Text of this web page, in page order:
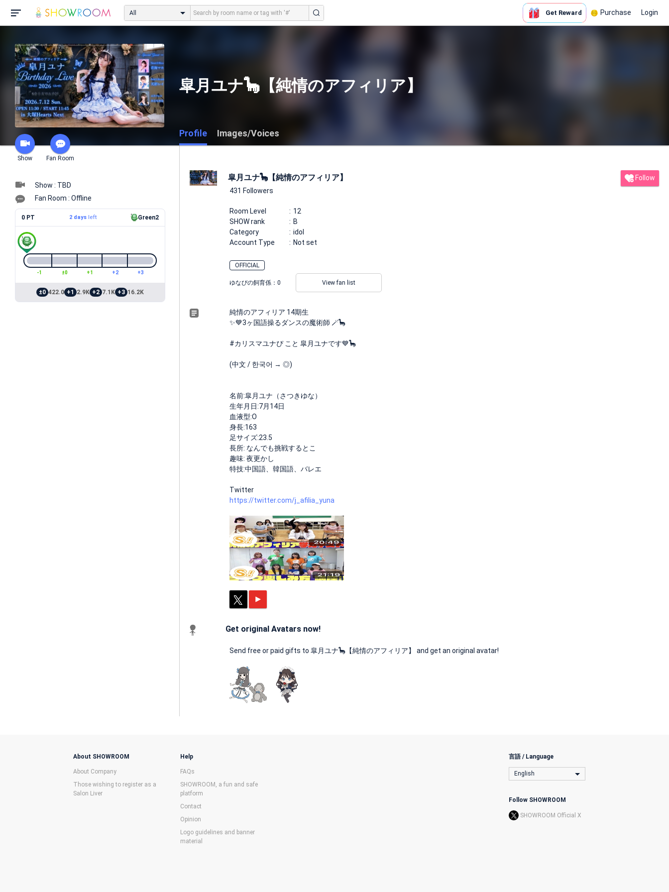
All Get Reward Purchase Login
Show Fan Room
皐月ユナ🦕【純情のアフィリア】
Profile Images/Voices
Show : TBD
Fan Room : Offline
0 PT 2 daysleft Green2
-1 ±0 +1 +2 +3
±0 422.0 +1 2.9K +2 7.1K +3 16.2K
皐月ユナ🦕【純情のアフィリア】
431 Followers
Follow
Room Level
12
SHOW rank
B
Category
idol
Account Type
Not set
OFFICIAL
ゆなぴの飼育係： 0 View fan list
純情のアフィリア 14期生
✨💙3ヶ国語操るダンスの魔術師 🪄🦕
#カリスマユナぴ こと 皐月ユナです💙🦕
(中文 / 한국어 → ◎)
名前:皐月ユナ（さつきゆな）
生年月日:7月14日
血液型:O
身長:163
足サイズ:23.5
長所: なんでも挑戦するとこ
趣味: 夜更かし
特技:中国語、韓国語、バレエ
Twitter
https://twitter.com/j_afilia_yuna
Get original Avatars now!
Send free or paid gifts to 皐月ユナ🦕【純情のアフィリア】 and get an original avatar!
About SHOWROOM
About Company
Those wishing to register as a
Salon Liver
Help
FAQs
SHOWROOM, a fun and safe
platform
Contact
Opinion
Logo guidelines and banner
material
言語 / Language
English
Follow SHOWROOM
SHOWROOM Official X